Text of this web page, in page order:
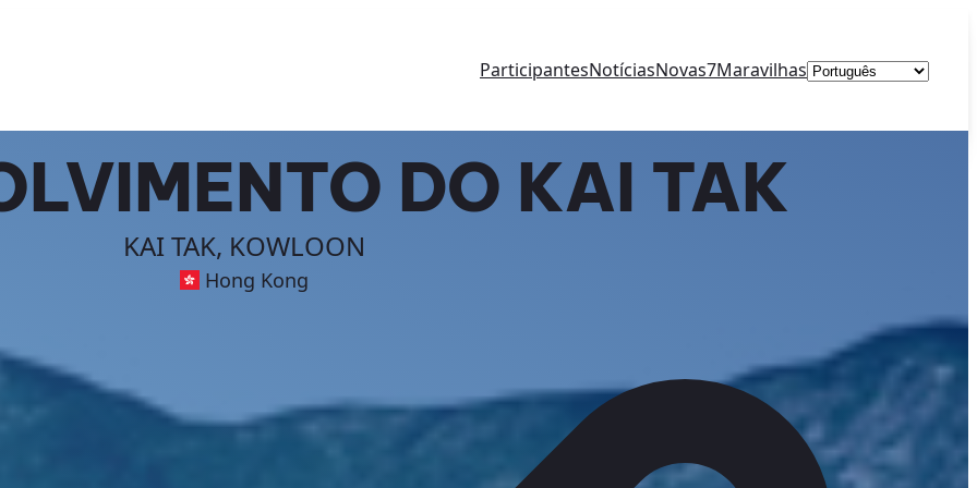
ParticipantesNotíciasNovas7MaravilhasEscolha
DO KAI TAK
KAI TAK, KOWLOON
Hong Kong